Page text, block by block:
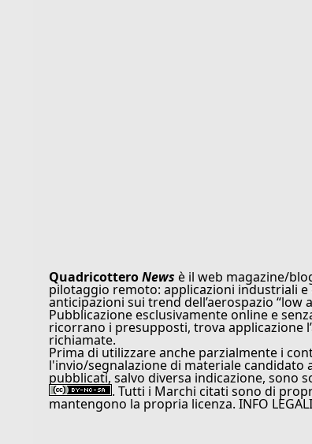
QuadricotteroNews è il web magazine/
pilotaggio remoto: applicazioni industriali
anticipazioni sui trend dell’aerospazio “low
Pubblicazione esclusivamente online e
ricorrano i presupposti, trova applicazione
richiamate.
Prima di utilizzare anche parzialmente i
l'invio/segnalazione di materiale candidato
pubblicati, salvo diversa indicazione, sono
. Tutti i Marchi citati sono di
mantengono la propria licenza. INFO LEGALI